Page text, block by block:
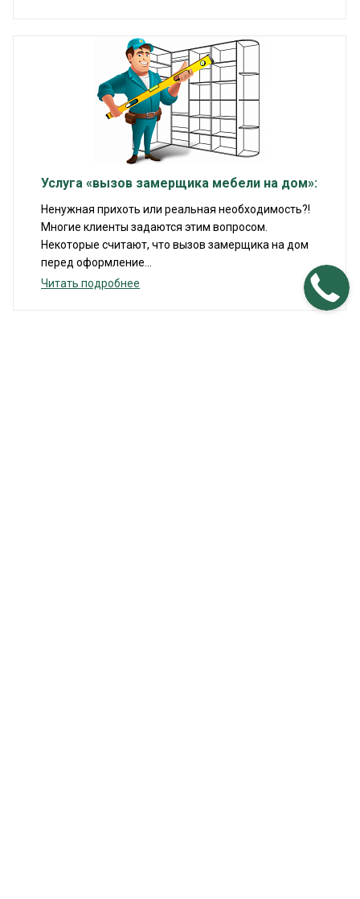
Услуга «вызов замерщика мебели на дом»:
Ненужная прихоть или реальная необходимость?!
Многие клиенты задаются этим вопросом.
Некоторые считают, что вызов замерщика на дом
перед оформление...
Читать подробнее